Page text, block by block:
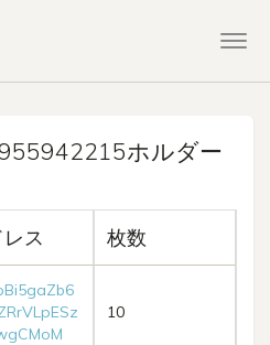
ホルダー
ス 枚数
10